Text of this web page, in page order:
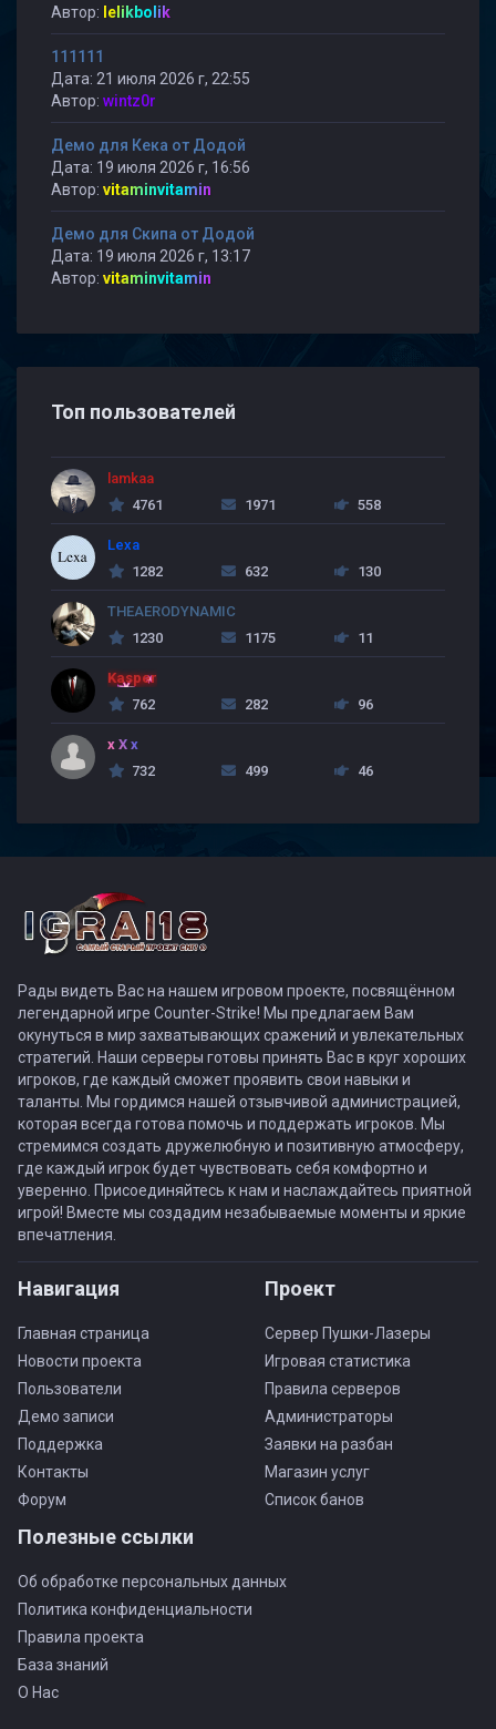
Автор: lelikbolik
111111
Дата: 21 июля 2026 г, 22:55
Автор: wintz0r
Демо для Кека от Додой
Дата: 19 июля 2026 г, 16:56
Автор: vitaminvitamin
Демо для Скипа от Додой
Дата: 19 июля 2026 г, 13:17
Автор: vitaminvitamin
Топ пользователей
lamkaa
4761
1971 558
Lexa
1282
632 130
THEAERODYNAMIC
1230
1175 11
Kasper
762
282 96
x X x
732
499 46
Рады видеть Вас на нашем игровом проекте, посвящённом
легендарной игре Counter-Strike! Мы предлагаем Вам
окунуться в мир захватывающих сражений и увлекательных
стратегий. Наши серверы готовы принять Вас в круг хороших
игроков, где каждый сможет проявить свои навыки и
таланты. Мы гордимся нашей отзывчивой администрацией,
которая всегда готова помочь и поддержать игроков. Мы
стремимся создать дружелюбную и позитивную атмосферу,
где каждый игрок будет чувствовать себя комфортно и
уверенно. Присоединяйтесь к нам и наслаждайтесь приятной
игрой! Вместе мы создадим незабываемые моменты и яркие
впечатления.
Навигация
Главная страница
Новости проекта
Пользователи
Демо записи
Поддержка
Контакты
Форум
Проект
Сервер Пушки-Лазеры
Игровая статистика
Правила серверов
Администраторы
Заявки на разбан
Магазин услуг
Список банов
Полезные ссылки
Об обработке персональных данных
Политика конфиденциальности
Правила проекта
База знаний
О Нас